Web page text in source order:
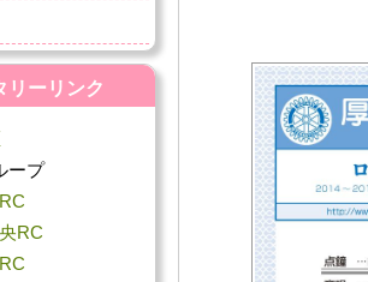
リーリンク
プ
RC